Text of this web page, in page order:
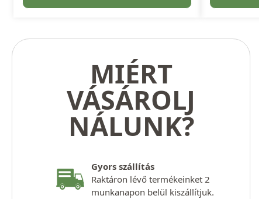
MIÉRT
VÁSÁROLJ
NÁLUNK?
Gyors szállítás
Raktáron lévő termékeinket 2
munkanapon belül kiszállítjuk.